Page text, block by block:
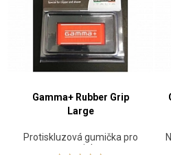
Gamma+ Rubber Grip
Large
Protiskluzová gumička pro
strojek